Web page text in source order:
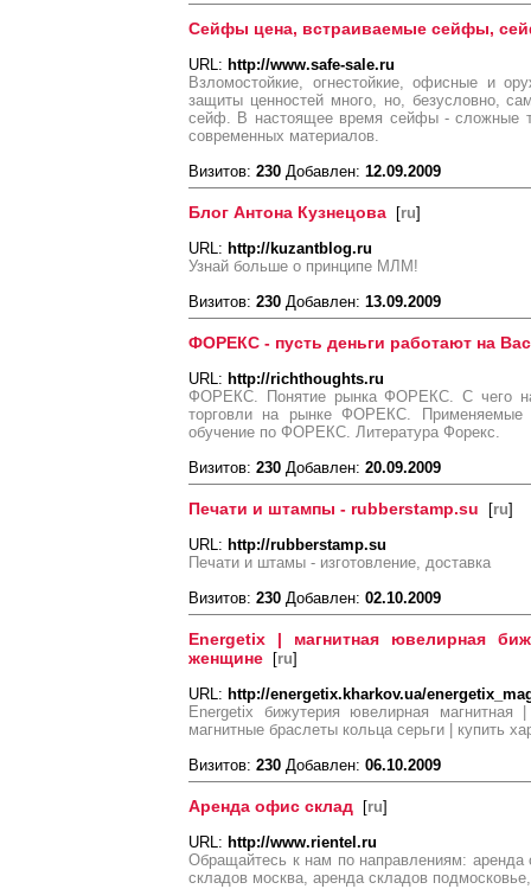
Сейфы цена, встраиваемые сейфы,
URL: http://www.safe-sale.ru
Взломостойкие, огнестойкие, офисные и
защиты ценностей много, но, безусловно,
сейф. В настоящее время сейфы - сложные
современных материалов.
Визитов: 230 Добавлен: 12.09.2009
Блог Антона Кузнецова [ru]
URL: http://kuzantblog.ru
Узнай больше о принципе МЛМ!
Визитов: 230 Добавлен: 13.09.2009
ФОРЕКС - пусть деньги работают на Вас
URL: http://richthoughts.ru
ФОРЕКС. Понятие рынка ФОРЕКС. С чего
торговли на рынке ФОРЕКС. Применяемые
обучение по ФОРЕКС. Литература Форекс.
Визитов: 230 Добавлен: 20.09.2009
Печати и штампы - rubberstamp.su [ru]
URL: http://rubberstamp.su
Печати и штамы - изготовление, доставка
Визитов: 230 Добавлен: 02.10.2009
Energetix | магнитная ювелирная
женщине [ru]
URL: http://energetix.kharkov.ua/
Energetix бижутерия ювелирная
магнитные браслеты кольца серьги | купить
Визитов: 230 Добавлен: 06.10.2009
Аренда офис склад [ru]
URL: http://www.rientel.ru
Обращайтесь к нам по направлениям:
складов москва, аренда складов